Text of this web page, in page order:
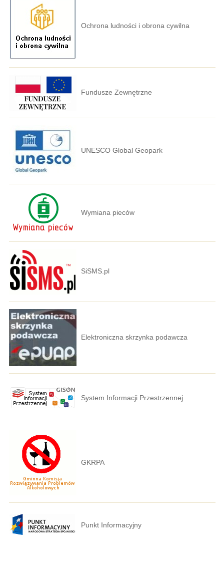
Ochrona ludności i obrona cywilna
Fundusze Zewnętrzne
UNESCO Global Geopark
Wymiana pieców
SiSMS.pl
Elektroniczna skrzynka podawcza
System Informacji Przestrzennej
GKRPA
Punkt Informacyjny